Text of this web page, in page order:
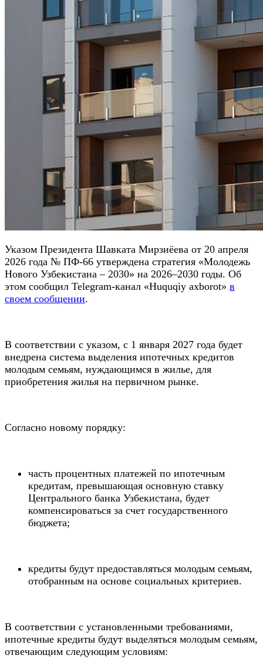
Указом Президента Шавката Мирзиёева от 20 апреля
2026 года № ПФ-66 утверждена стратегия «Молодежь
Нового Узбекистана – 2030» на 2026–2030 годы. Об
этом сообщил Telegram-канал «Huquqiy axborot» в
своем сообщении.
В соответствии с указом, с 1 января 2027 года будет
внедрена система выделения ипотечных кредитов
молодым семьям, нуждающимся в жилье, для
приобретения жилья на первичном рынке.
Согласно новому порядку:
часть процентных платежей по ипотечным
кредитам, превышающая основную ставку
Центрального банка Узбекистана, будет
компенсироваться за счет государственного
бюджета;
кредиты будут предоставляться молодым семьям,
отобранным на основе социальных критериев.
В соответствии с установленными требованиями,
ипотечные кредиты будут выделяться молодым семьям,
отвечающим следующим условиям: